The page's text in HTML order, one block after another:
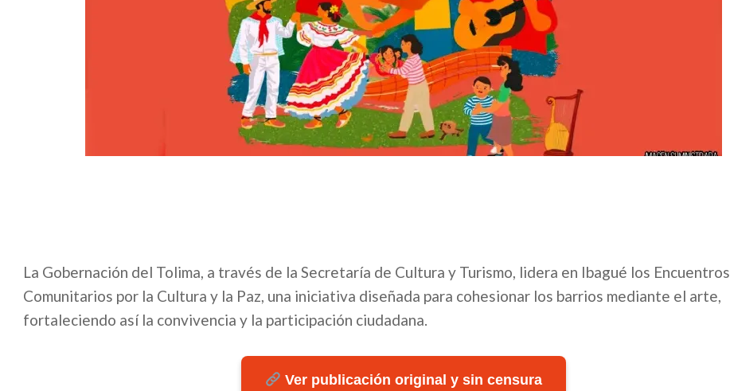
La Gobernación del Tolima, a través de la Secretaría de Cultura y Turismo, lidera en Ibagué los Encuentros
Comunitarios por la Cultura y la Paz, una iniciativa diseñada para cohesionar los barrios mediante el arte,
fortaleciendo así la convivencia y la participación ciudadana.
Ver publicación original y sin censura